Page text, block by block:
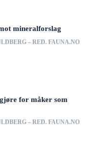
mineralforslag
– RED. FAUNA.NO
for måker som
– RED. FAUNA.NO